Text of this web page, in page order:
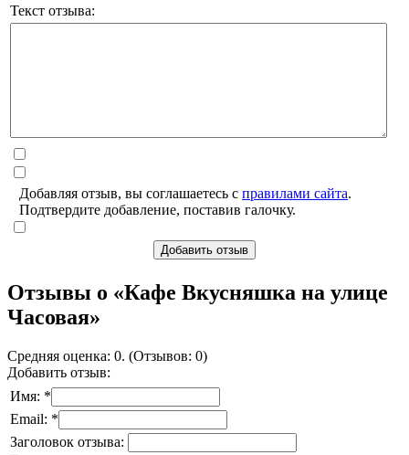
Текст отзыва:
Добавляя отзыв, вы соглашаетесь с правилами сайта.
Подтвердите добавление, поставив галочку.
Добавить отзыв
Отзывы о «Кафе Вкусняшка на улице
Часовая»
Средняя оценка: 0. (Отзывов: 0)
Добавить отзыв:
Имя: *
Email: *
Заголовок отзыва: